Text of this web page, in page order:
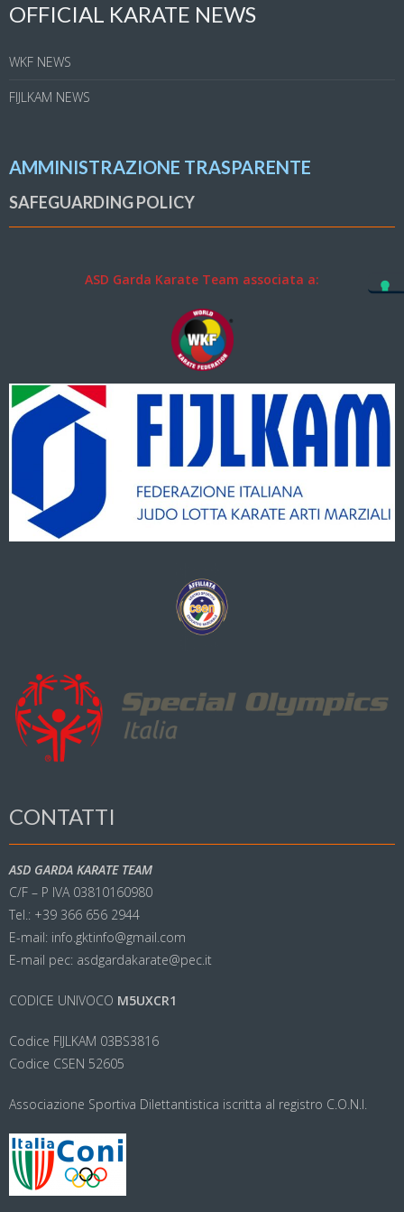
OFFICIAL KARATE NEWS
WKF NEWS
FIJLKAM NEWS
AMMINISTRAZIONE TRASPARENTE
SAFEGUARDING POLICY
ASD Garda Karate Team associata a:
CONTATTI
ASD GARDA KARATE TEAM
C/F – P IVA 03810160980
Tel.: +39 366 656 2944
E-mail: info.gktinfo@gmail.com
E-mail pec: asdgardakarate@pec.it
CODICE UNIVOCO M5UXCR1
Codice FIJLKAM 03BS3816
Codice CSEN 52605
Associazione Sportiva Dilettantistica iscritta al registro C.O.N.I.